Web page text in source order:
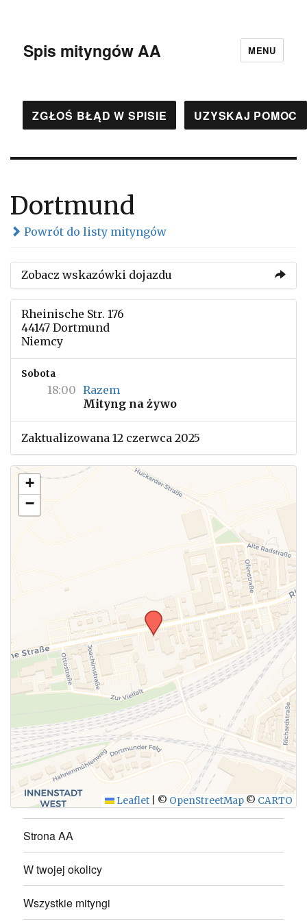
Spis mityngów AA MENU
ZGŁOŚ BŁĄD W SPISIE UZYSKAJ POMOC
Dortmund
Powrót do listy mityngów
Zobacz wskazówki dojazdu
Rheinische Str. 176
44147 Dortmund
Niemcy
Sobota
18:00 Razem
Mityng na żywo
Zaktualizowana 12 czerwca 2025
+
−
Leaflet © OpenStreetMap © CARTO
Strona AA
W twojej okolicy
Wszystkie mityngi